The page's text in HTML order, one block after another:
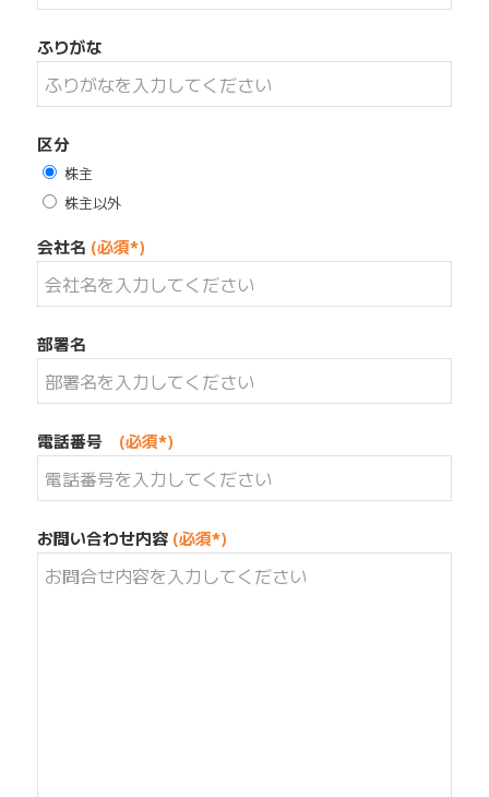
ふりがな
区分
株主
株主以外
会社名 (必須*)
部署名
電話番号 (必須*)
お問い合わせ内容 (必須*)